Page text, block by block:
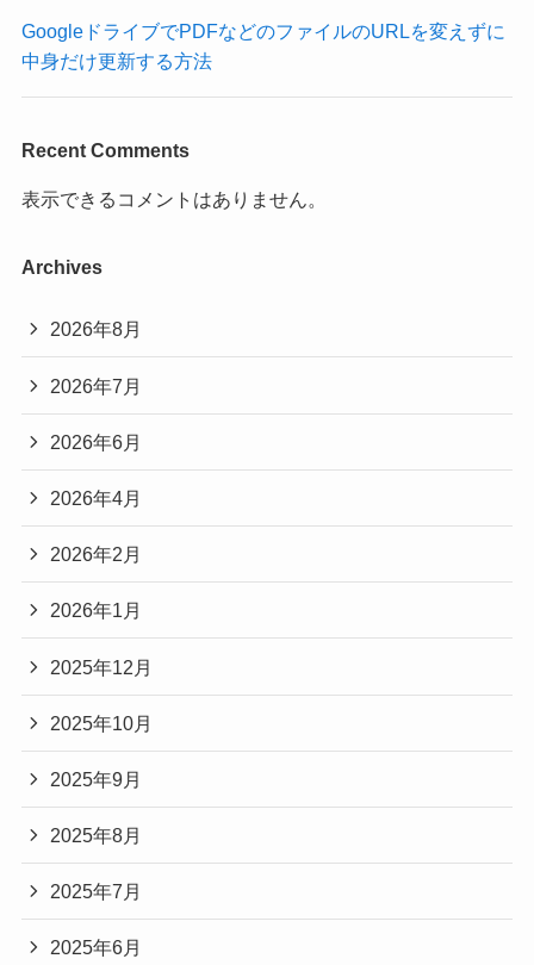
GoogleドライブでPDFなどのファイルのURLを変えずに
中身だけ更新する方法
Recent Comments
表示できるコメントはありません。
Archives
2026年8月
2026年7月
2026年6月
2026年4月
2026年2月
2026年1月
2025年12月
2025年10月
2025年9月
2025年8月
2025年7月
2025年6月